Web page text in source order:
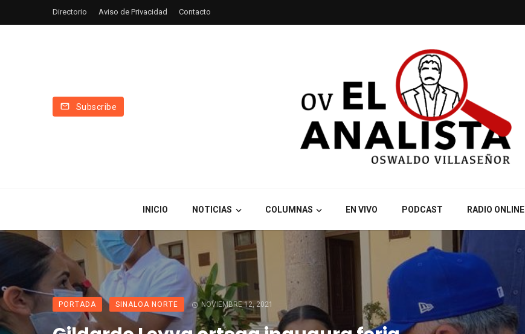
Directorio Aviso de Privacidad Contacto
Subscribe
INICIO NOTICIAS COLUMNAS EN VIVO PODCAST RADIO ONLINE
PORTADA SINALOA NORTE NOVIEMBRE 12, 2021